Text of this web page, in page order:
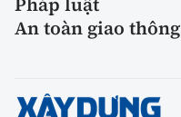
An toàn giao thông